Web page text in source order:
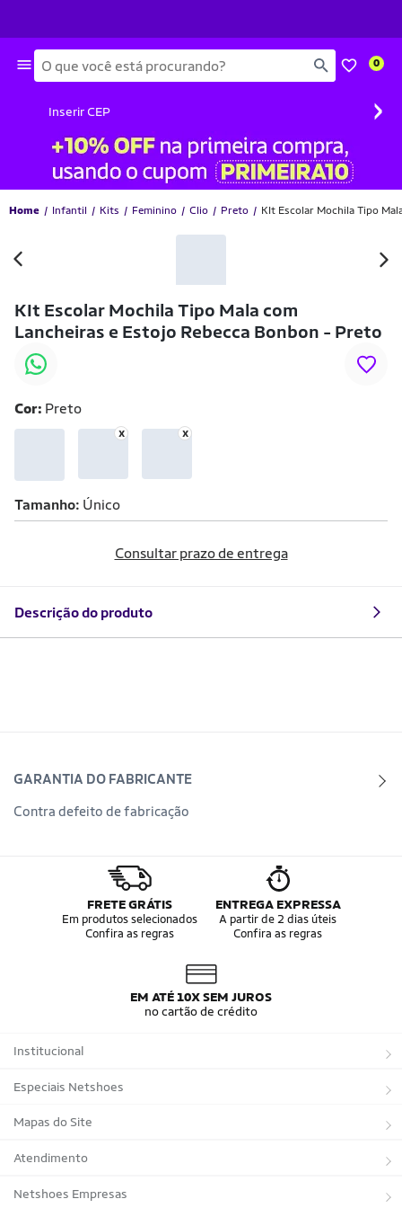
Busca 0
Inserir CEP ›
Home Infantil Kits Feminino Clio Preto KIt Escolar Mochila Tipo
KIt Escolar Mochila Tipo Mala com
Lancheiras e Estojo Rebecca Bonbon - Preto
-11% OFF
Cor: Preto
Tamanho Único
Consultar prazo de entrega
Descrição do produto
GARANTIA DO FABRICANTE
Contra defeito de fabricação
FRETE GRÁTIS
Em produtos selecionados
Confira as regras
ENTREGA EXPRESSA
A partir de 2 dias úteis
Confira as regras
EM ATÉ 10X SEM JUROS
no cartão de crédito
Institucional
Sobre a Netshoes
Política de Privacidade
Programa de Afiliados
Regulamentos
Especiais Netshoes
Suplementos
Corrida
Bicicletas
Mapas do Site
Marcas
Tipos de Produtos
Atendimento
Trocas e devoluções
Netshoes Empresas